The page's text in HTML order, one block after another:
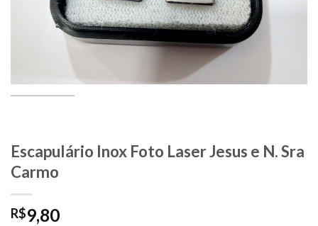
Escapulário Inox Foto Laser Jesus e N. Sra
Carmo
R$9,80